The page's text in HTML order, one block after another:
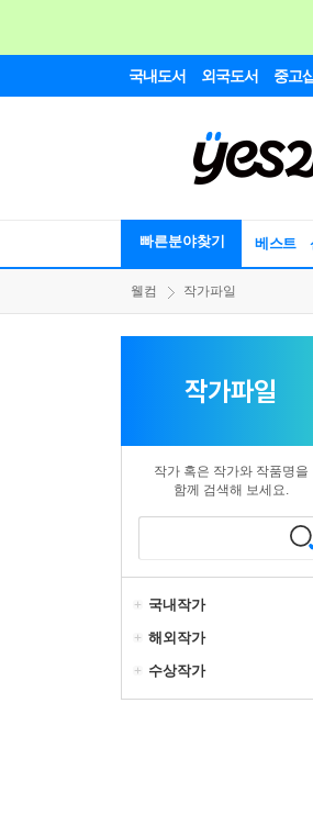
국내도서 외국도서 중고
빠른분야찾기 베스트
웰컴 작가파일
작가파일
작가 혹은 작가와 작품명을
함께 검색해 보세요.
국내작가
해외작가
수상작가